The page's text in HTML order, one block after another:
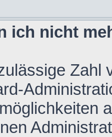
ich nicht
Zahl